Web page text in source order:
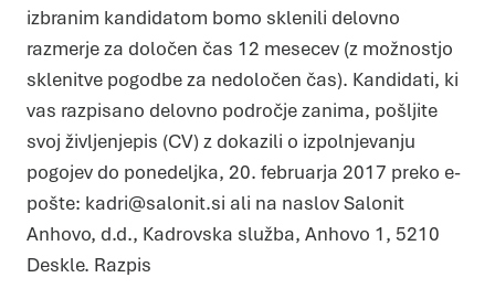
izbranim kandidatom bomo sklenili delovno
razmerje za določen čas 12 mesecev (z možnostjo
sklenitve pogodbe za nedoločen čas). Kandidati, ki
vas razpisano delovno področje zanima, pošljite
svoj življenjepis (CV) z dokazili o izpolnjevanju
pogojev do ponedeljka, 20. februarja 2017 preko e-
pošte: kadri@salonit.si ali na naslov Salonit
Anhovo, d.d., Kadrovska služba, Anhovo 1, 5210
Deskle. Razpis
mesta z našimi partnerji s področja družbenih medijev,
informacijami, ki ste jim jih posredovali ali pa so jih zbrali skozi
vašo uporabo njihovih storitev.
Zahtevani
omogočajo osnovne funkcije, kot so navigacija po strani in
brez teh piškotkov ne deluje pravilno.
Piškotki za statistiko pomagajo lastnikom spletnih strani
razumeti, kako obiskovalci uporabljajo spletno stran
tako, da anonimno zbirajo in javljajo informacije.
Piškotki za trženje se uporabljajo za sledenje
uporabnikom prek spletnih strani. Namen je prikazovanje